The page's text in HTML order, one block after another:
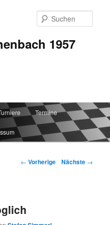
1957
Termine
Artikelnavigation
← Vorherige Nächste →